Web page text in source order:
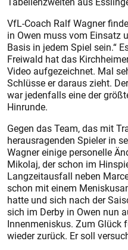
VfL-Coach Ralf Wagner
in Owen muss vom Einsatz
Basis in jedem Spiel sein.“
Freiwald hat das
Video aufgezeichnet. Mal
Schlüsse er daraus zieht.
war jedenfalls eine der
Hinrunde.
Gegen das Team, das mit
herausragenden Spieler in
Wagner einige personelle
Mikolaj, der schon im
Langzeitausfall neben
schon mit einem
hatte und sich nach der
sich im Derby in Owen nun
Innenmeniskus. Zum Glück
wieder zurück. Er soll